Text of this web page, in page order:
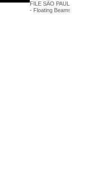
FILE SÃO PAULO 2022 -
- Floating Beams - Hypersônica